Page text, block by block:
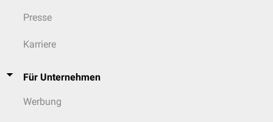
Presse
Karriere
Für Unternehmen
Werbung